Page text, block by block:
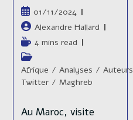
Publication
publiée :
01/11/2024
Auteur/autrice
de
la
publication :
Alexandre Hallard
Temps
de
lecture :
4 mins read
Post
category:
Afrique / Analyses / Auteurs
Twitter / Maghreb
Au Maroc, visite